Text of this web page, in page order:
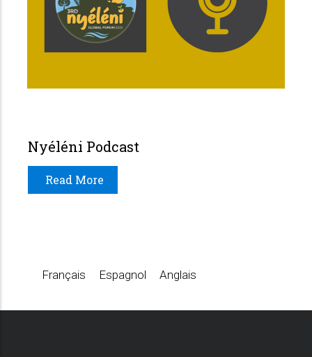
Nyéléni Podcast
Read More
Français Espagnol Anglais